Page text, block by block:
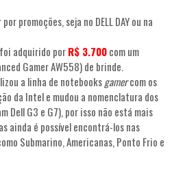
promoções, seja no DELL DAY ou na
adquirido porR$ 3.700com um
Gamer AW558) de brinde.
a linha de notebooksgamercom os
da Intel e mudou a nomenclatura dos
Dell G3 e G7), por isso não está mais
ainda é possível encontrá-los nas
Submarino, Americanas, Ponto Frio e